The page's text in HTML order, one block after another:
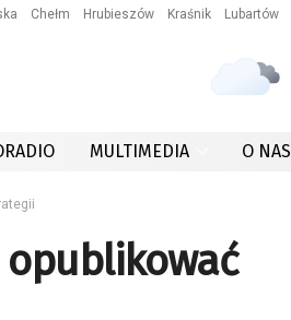
Chełm Hrubieszów Kraśnik Lubartów
MULTIMEDIA O NAS
opublikować